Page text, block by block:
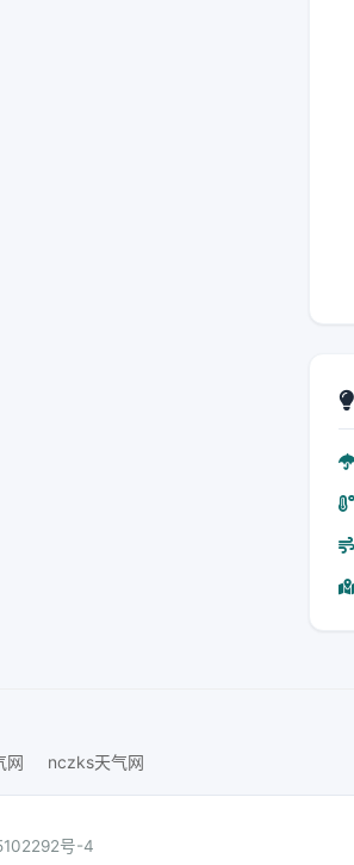
网 nczks天气网
号-4